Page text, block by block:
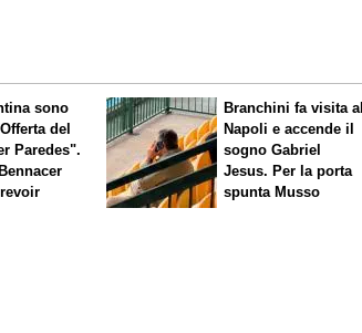
sono
del
Paredes".
Branchini fa visita al
Napoli e accende il
sogno Gabriel
Jesus. Per la porta
spunta Musso